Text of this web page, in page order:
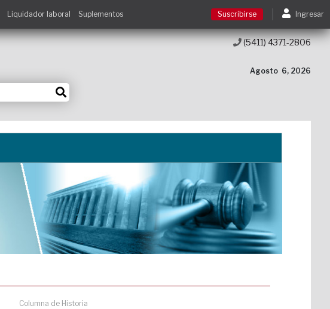
Suscribirse
Contacto
Liquidador laboral Suplementos Suscribirse Ingresar
Agosto 6, 2026
(5411) 4371-2806
Columna de Historia